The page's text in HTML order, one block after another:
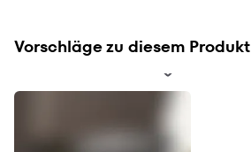
Vorschläge zu diesem Produkt